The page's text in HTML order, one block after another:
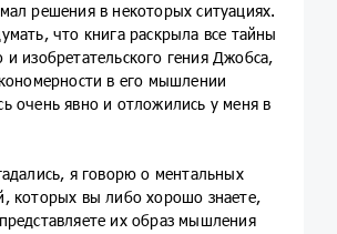
решения в некоторых ситуациях.
что книга раскрыла все тайны
и изобретательского гения Джобса,
в его мышлении
очень явно и отложились у меня в
я говорю о ментальных
которых вы либо хорошо знаете,
их образ мышления